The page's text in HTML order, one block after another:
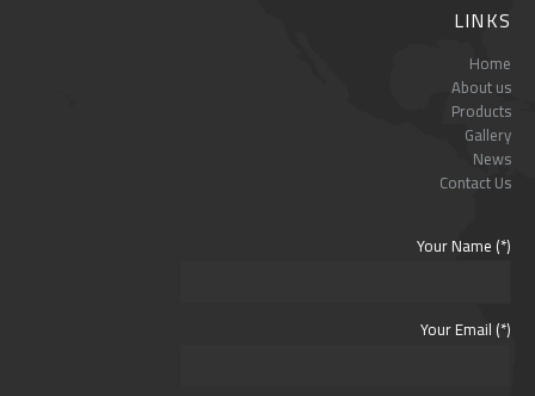
LINKS
Home
About us
Products
Gallery
News
Contact Us
Your Name (*)
Your Email (*)